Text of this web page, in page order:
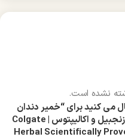
نشده است.
می کنید برای “خمیر دندان
کولگیت هربال با عصاره درخت چای، زنجبیل و اکالیپتوس | Colgate
Herbal Scientifically